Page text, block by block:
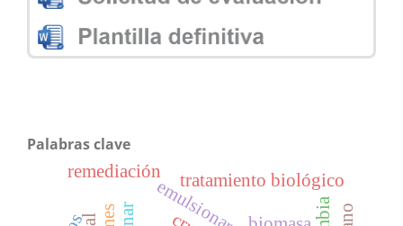
Palabras clave
tratamiento biológico
remediación